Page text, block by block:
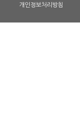
개인정보처리방침